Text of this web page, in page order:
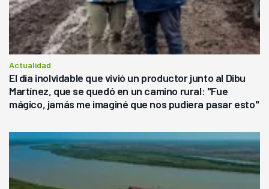
Actualidad
El día inolvidable que vivió un productor junto al Dibu
Martínez, que se quedó en un camino rural: "Fue
mágico, jamás me imaginé que nos pudiera pasar esto"